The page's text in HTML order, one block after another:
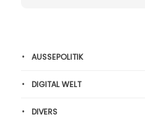
AUSSEPOLITIK
DIGITAL WELT
DIVERS